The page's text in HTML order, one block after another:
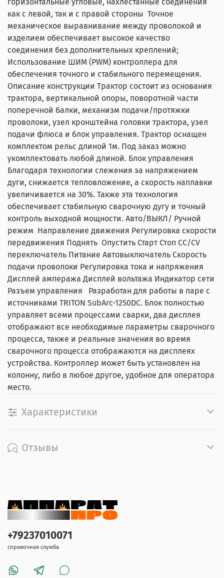
как с левой, так и с правой стороны Точное
механическое выравнивание между проволокой и
изделием обеспечивает высокое качество
соединения без дополнительных креплений;
Использование ШИМ (PWM) контроллера для
обеспечения точного и стабильного перемещения.
Описание конструкции Трактор состоит из основания
трактора, вертикальной опоры, поворотной части
поперечной балки, механизм подачи/протяжки
проволоки, узел кронштейна головки трактора, узел
подачи флюса и блок управления. Трактор оснащен
комплектом рельс длиной 1м. Под заказ можно
укомплектовать любой длиной. Блок управления
Благодаря технологии слежения за напряжением
дуги, снижается тепловложение, а скорость наплавки
увеличивается на 30%. Также эта технология
обеспечивает стабильную сварочную дугу и точный
контроль выходной мощности. Авто/ВЫКЛ/ Ручной
режим Направление движения Регулировка скорости
передвижения Поднять Опустить Старт Стоп CC/CV
переключатель Питание Автовыключатель Скорость
подачи проволоки Регулировка тока и напряжения
Дисплей ампеража Дисплей вольтажа Индикатор сети
Разъем управления Разработан для работы в паре с
источниками TRITON SubArc-1250DC. Блок полностью
управляет всеми процессами сварки, два дисплея
отображают все необходимые параметры сварочного
процесса, также и реальные значения во время
сварочного процесса отображаются на дисплеях
устройства. Контроллер может быть установлен на
колонну, либо в любое другое, удобное для оператора
место.
Характеристики
Отзывы
+79237010071
справочная служба